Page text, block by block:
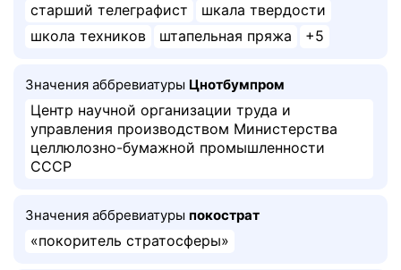
старший телеграфист
шкала твердости
школа техников
штапельная пряжа +5
Значения аббревиатуры Цнотбумпром
Центр научной организации труда и
управления производством Министерства
целлюлозно-бумажной промышленности
СССР
Значения аббревиатуры покострат
«покоритель стратосферы»